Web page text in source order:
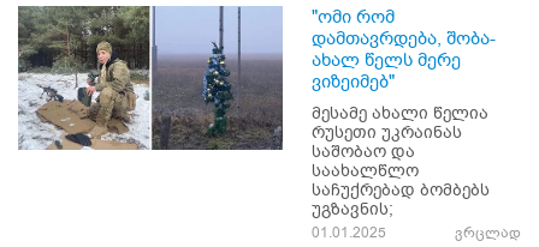
"ომი რომ
დამთავრდება, შობა-
ახალ წელს მერე
ვიზეიმებ"
მესამე ახალი წელია
რუსეთი უკრაინას
საშობაო და
საახალწლო
საჩუქრებად ბომბებს
უგზავნის;
01.01.2025 ვრცლად